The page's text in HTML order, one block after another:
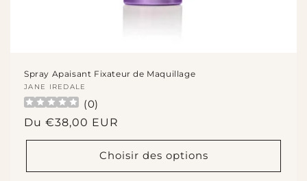
Spray Apaisant Fixateur de Maquillage
Fournisseur :
JANE IREDALE
(0)
Prix
habituel
Du €38,00 EUR
Choisir des options